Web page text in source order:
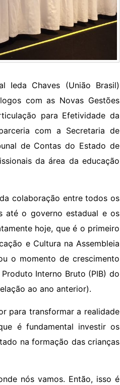
Ieda Chaves (União Brasil)
com as Novas Gestões
para Efetividade da
com a Secretaria de
de Contas do Estado de
da área da educação
colaboração entre todos os
até o governo estadual e os
hoje, que é o primeiro
e Cultura na Assembleia
o momento de crescimento
Interno Bruto (PIB) do
ao ano anterior).
para transformar a realidade
é fundamental investir os
na formação das crianças
nós vamos. Então, isso é